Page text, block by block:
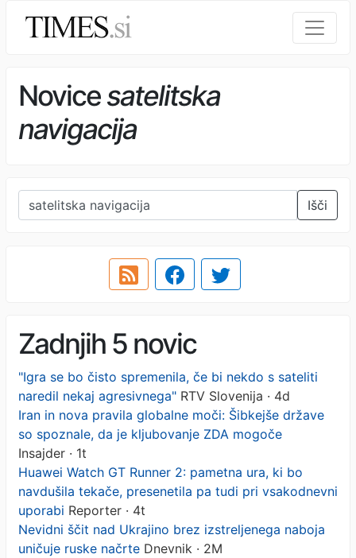
Novicesatelitska
navigacija
Išči
Zadnjih 5 novic
"Igra se bo čisto spremenila, če bi nekdo s sateliti
naredil nekaj agresivnega" RTV Slovenija · 4d
Iran in nova pravila globalne moči: Šibkejše države
so spoznale, da je kljubovanje ZDA mogoče
Insajder · 1t
Huawei Watch GT Runner 2: pametna ura, ki bo
navdušila tekače, presenetila pa tudi pri vsakodnevni
uporabi Reporter · 4t
Nevidni ščit nad Ukrajino brez izstreljenega naboja
uničuje ruske načrte Dnevnik · 2M